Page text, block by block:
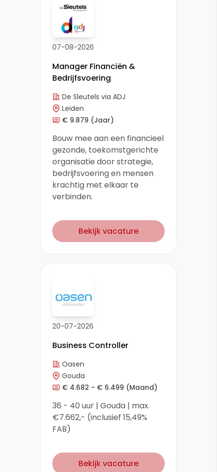
07-08-2026
Manager Financiën &
Bedrijfsvoering
De Sleutels via ADJ
Leiden
€ 9.879 (Jaar)
Bouw mee aan een financieel
gezonde, toekomstgerichte
organisatie door strategie,
bedrijfsvoering en mensen
krachtig met elkaar te
verbinden.
Bekijk vacature
20-07-2026
Business Controller
Oasen
Gouda
€ 4.682 - € 6.499 (Maand)
36 - 40 uur | Gouda | max.
€7.662,- (inclusief 15,49%
FAB)
Bekijk vacature